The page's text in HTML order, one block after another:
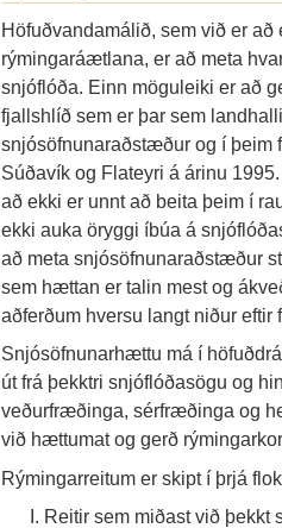
Höfuðvandamálið, sem við er
rýmingaráætlana, er að meta
snjóflóða. Einn möguleiki er að
fjallshlíð sem er þar sem
snjósöfnunaraðstæður og í þeim
Súðavík og Flateyri á árinu
að ekki er unnt að beita þeim í
ekki auka öryggi íbúa á
að meta snjósöfnunaraðstæður
sem hættan er talin mest og
aðferðum hversu langt niður
Snjósöfnunarhættu má í
út frá þekktri snjóflóðasögu og
veðurfræðinga, sérfræðinga og
við hættumat og gerð
Rýmingarreitum er skipt í þrjá
Reitir sem miðast við